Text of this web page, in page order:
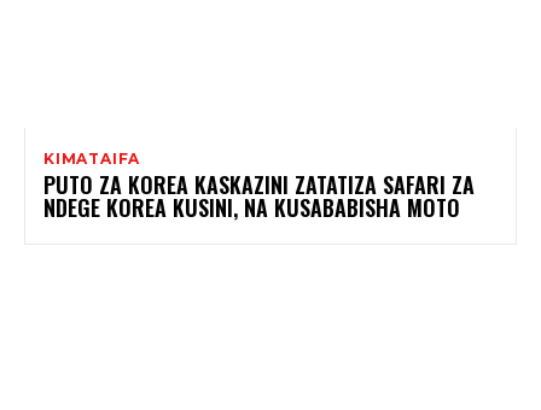
KIMATAIFA
PUTO ZA KOREA KASKAZINI ZATATIZA SAFARI ZA
NDEGE KOREA KUSINI, NA KUSABABISHA MOTO